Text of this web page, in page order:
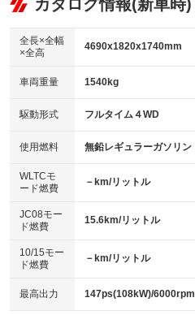
：装備なし
：装備なし
パワーウィンドウ
アイドリングストップ
：装備あり
USB入力端子
：装備あり
100V電源
：装備なし
センターデフロック
：装備なし
電動格納ミラー
：装備あり
ビジュアル：-／DVD再生
：装備あり
アルミホイール：18インチ
：装備あり
HID(キセノンライト)
バックカメラ
エアロ
：装備なし
ローダウン
：装備なし
ベンチシート
：装備なし
チップアップシート
：装備なし
カタログ情報(新車時)
全長×全幅
×全高
4690x1820x1740mm
車両重量 1540kg
駆動形式 フルタイム４WD
使用燃料 無鉛レギュラーガソリン
WLTCモ
ード燃費
－km/リットル
JC08モー
ド燃費
15.6km/リットル
10/15モー
ド燃費
－km/リットル
最高出力 147ps(108kW)/6000rpm